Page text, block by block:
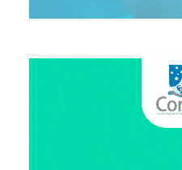
Censura Pública
Suspensão do